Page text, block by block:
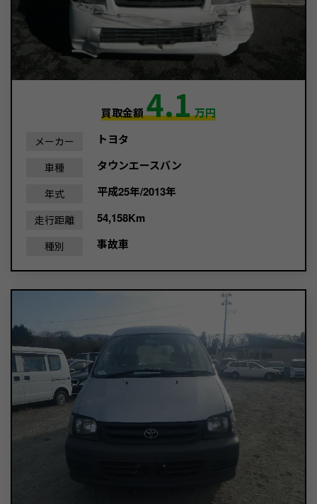
買取金額4.1万円
メーカー トヨタ
車種 タウンエースバン
年式 平成25年/2013年
走行距離 54,158Km
種別 事故車